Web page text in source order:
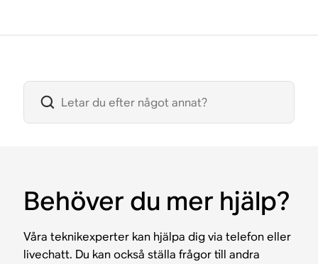
Behöver du mer hjälp?
Våra teknikexperter kan hjälpa dig via telefon eller
livechatt. Du kan också ställa frågor till andra